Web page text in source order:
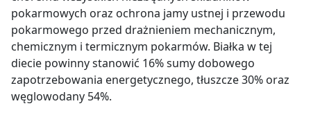
pokarmowych oraz ochrona jamy ustnej i przewodu
pokarmowego przed drażnieniem mechanicznym,
chemicznym i termicznym pokarmów. Białka w tej
diecie powinny stanowić 16% sumy dobowego
zapotrzebowania energetycznego, tłuszcze 30% oraz
węglowodany 54%.